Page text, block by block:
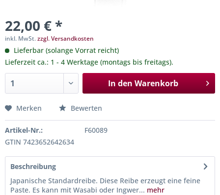
22,00 € *
inkl. MwSt.zzgl. Versandkosten
Lieferbar (solange Vorrat reicht)
Lieferzeit ca.: 1 - 4 Werktage (montags bis freitags).
In den Warenkorb
Merken Bewerten
Artikel-Nr.:
F60089
GTIN 7423652642634
Beschreibung
Japanische Standardreibe. Diese Reibe erzeugt eine feine
Paste. Es kann mit Wasabi oder Ingwer... mehr